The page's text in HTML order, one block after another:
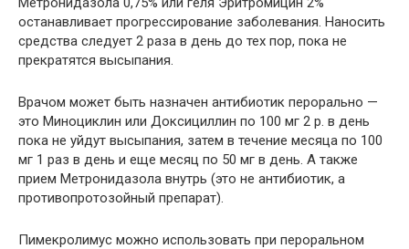
останавливает прогрессирование заболевания. Наносить
средства следует 2 раза в день до тех пор, пока не
прекратятся высыпания.
Врачом может быть назначен антибиотик перорально —
это Миноциклин или Доксициллин по 100 мг 2 р. в день
пока не уйдут высыпания, затем в течение месяца по 100
мг 1 раз в день и еще месяц по 50 мг в день. А также
прием Метронидазола внутрь (это не антибиотик, а
противопротозойный препарат).
Пимекролимус можно использовать при пероральном